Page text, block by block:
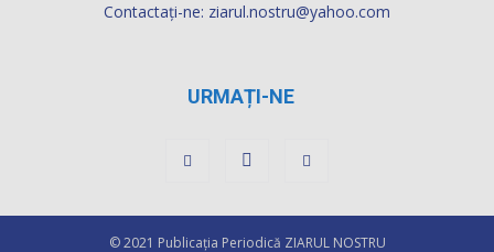
Contactați-ne: ziarul.nostru@yahoo.com
URMAȚI-NE
© 2021 Publicaţia Periodică ZIARUL NOSTRU